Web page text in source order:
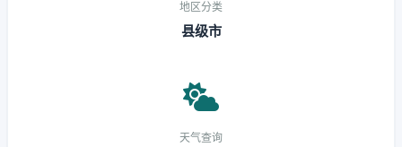
地区分类
县级市
天气查询